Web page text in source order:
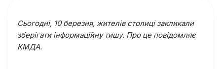
Сьогодні, 10 березня, жителів столиці закликали
зберігати інформаційну тишу. Про це повідомляє
КМДА.